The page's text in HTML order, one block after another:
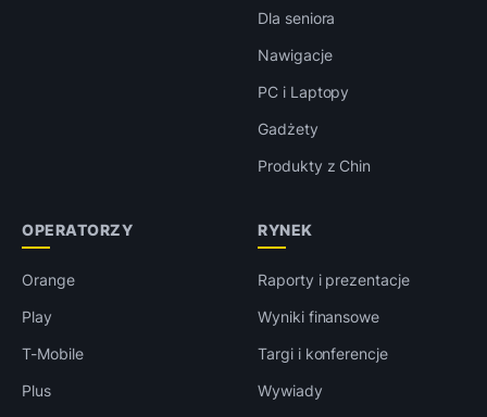
Dla seniora
Nawigacje
PC i Laptopy
Gadżety
Produkty z Chin
OPERATORZY
Orange
Play
T-Mobile
Plus
RYNEK
Raporty i prezentacje
Wyniki finansowe
Targi i konferencje
Wywiady